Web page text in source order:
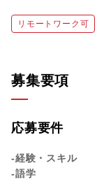
リモートワーク可
募集要項
応募要件
-経験・スキル
-語学